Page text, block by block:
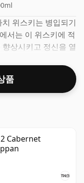
위스키는 병입되기
서는 이 위스키에 적
상시키고 정신을 열
품
Cabernet